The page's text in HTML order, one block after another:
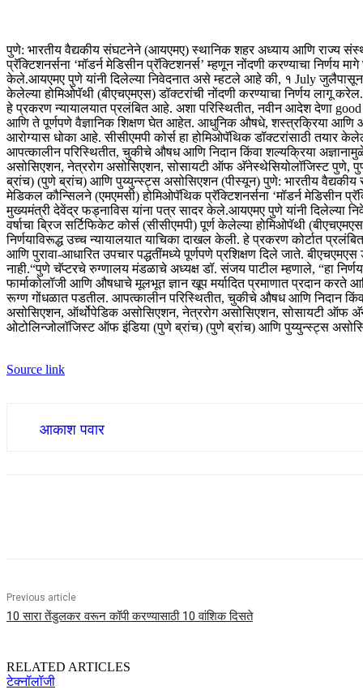
पुणे: भारतीय वैद्यकीय संघटनेने (आयएमए) स्थानिक शहर अध्याय आणि राज्य
प्रॅक्टिशनर्सना ‘मॉडर्न मेडिसीन प्रॅक्टिशनर्स’ म्हणून नोंदणी करण्याचा निर्णय
केले.आयएमए पुणे यांनी दिलेल्या निवेदनात असे म्हटले आहे की, १ July जुलैपासून
केलेल्या होमिओपॅथी (बीएचएमएस) डॉक्टरांची नोंदणी करण्याचा निर्णय लागू करेल.
हे प्रकरण न्यायालयात प्रलंबित आहे. अशा परिस्थितीत, नवीन आदेश देणा
आणि ते पूर्णपणे वैज्ञानिक शिक्षण घेत आहेत. आधुनिक औषधे, शस्त्रक्रिया आणि
आरोग्यास धोका आहे. सीसीएमपी कोर्स हा होमिओपॅथिक डॉक्टरांसाठी तयार
आपत्कालीन परिस्थितीत, चुकीचे औषध आणि निदान किंवा शल्यक्रिया
असोसिएशन, नेत्ररोग असोसिएशन, सोसायटी ऑफ अ‍ॅनेस्थेसियोलॉजिस्ट पुणे,
ब्रांच) (पुणे ब्रांच) आणि पुय्युन्स्ट्स असोसिएशन (पीस्यून) पुणे: भारतीय
मेडिकल कौन्सिलने (एमएमसी) होमिओपॅथिक प्रॅक्टिशनर्सना ‘मॉडर्न मेडिसीन
मुख्यमंत्री देवेंद्र फड्नाविस यांना पत्र सादर केले.आयएमए पुणे यांनी दिलेल्या
वर्षाचा ब्रिज सर्टिफिकेट कोर्स (सीसीएमपी) पूर्ण केलेल्या होमिओपॅथी
निर्णयाविरूद्ध उच्च न्यायालयात याचिका दाखल केली.हे प्रकरण कोर्टात
आणि पुरावा-आधारित उपचार पद्धतींमध्ये पूर्णपणे प्रशिक्षण दिले जाते.
नाही.“पुणे चॅप्टरचे रुग्णालय मंडळाचे अध्यक्ष डॉ. संजय पाटील म्हणाले, “हा
फार्माकोलॉजी आणि औषधाचे मूलभूत ज्ञान खूप मर्यादित प्रमाणात प्रदान
रूग्ण गोंधळात पडतील. आपत्कालीन परिस्थितीत, चुकीचे औषध आणि निदान
असोसिएशन, ऑर्थोपेडिक असोसिएशन, नेत्ररोग असोसिएशन, सोसायटी ऑफ
ओटोलिन्जोलॉजिस्ट ऑफ इंडिया (पुणे ब्रांच) (पुणे ब्रांच) आणि पुय्युन्स्ट्स
Source link
आकाश पवार
Previous article
10 सारा तेंडुलकर वरून कॉपी करण्यासाठी 10 वांशिक दिसते
RELATED ARTICLES
टेक्नॉलॉजी